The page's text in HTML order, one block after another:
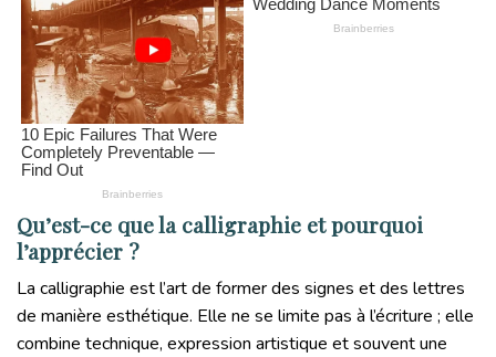
Qu’est-ce que la calligraphie et pourquoi
l’apprécier ?
La calligraphie est l’art de former des signes et des lettres
de manière esthétique. Elle ne se limite pas à l’écriture ; elle
combine technique, expression artistique et souvent une